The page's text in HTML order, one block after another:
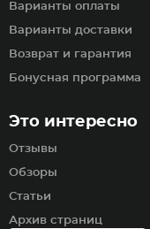
Варианты оплаты
Варианты доставки
Возврат и гарантия
Бонусная программа
Это интересно
Отзывы
Обзоры
Статьи
Архив страниц